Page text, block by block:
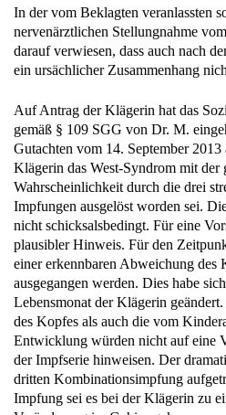
nervenärztlichen Stellungnahme
darauf verwiesen, dass auch nach
ein ursächlicher Zusammenhang
gemäß § 109 SGG von Dr. M.
Gutachten vom 14. September 2013
Klägerin das West-Syndrom mit der
Wahrscheinlichkeit durch die drei
Impfungen ausgelöst worden sei.
nicht schicksalsbedingt. Für eine
plausibler Hinweis. Für den
einer erkennbaren Abweichung des
ausgegangen werden. Dies habe
Lebensmonat der Klägerin
des Kopfes als auch die vom
Entwicklung würden nicht auf eine
der Impfserie hinweisen. Der
dritten Kombinationsimpfung
Impfung sei es bei der Klägerin zu
Veränderung im Gehirn gekommen,